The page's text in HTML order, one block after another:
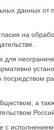
данных от
на
а